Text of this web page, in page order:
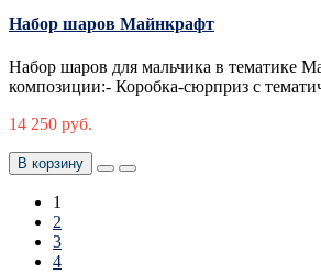
Набор шаров Майнкрафт
Набор шаров для мальчика в тематике
композиции:- Коробка-сюрприз с
14 250 руб.
В корзину
1
2
3
4